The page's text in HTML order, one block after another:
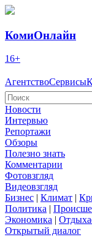
КомиОнлайн
16+
АгентствоСервисы
Новости
Интервью
Репортажи
Обзоры
Полезно знать
Комментарии
Фотовзгляд
Видеовзгляд
Бизнес | Климат |
Политика |
Экономика |
Открытый диалог